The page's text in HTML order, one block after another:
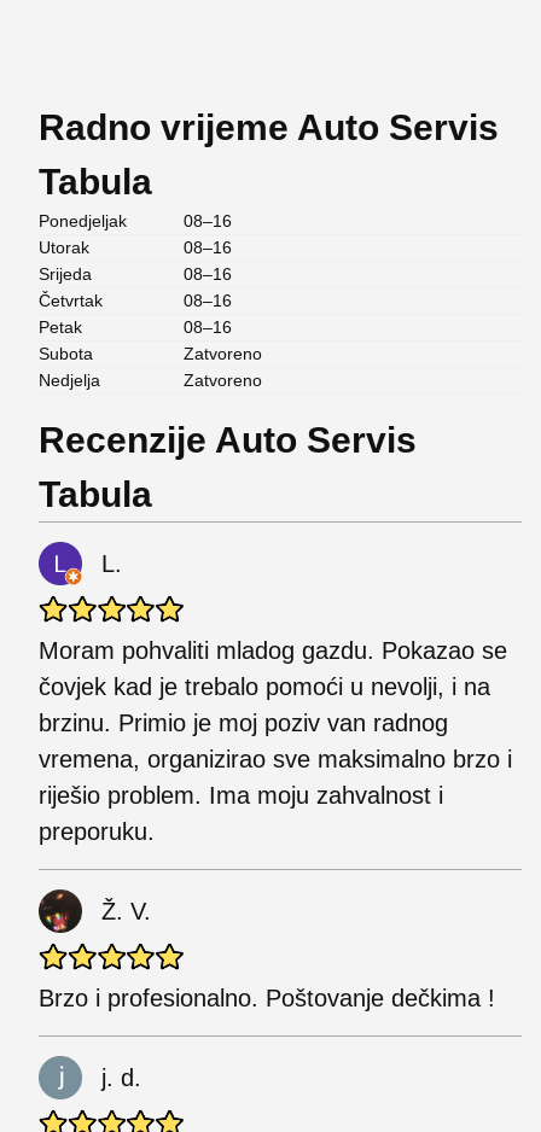
Radno vrijeme Auto Servis
Tabula
Ponedjeljak
08–16
Utorak
08–16
Srijeda
08–16
Četvrtak
08–16
Petak
08–16
Subota
Zatvoreno
Nedjelja
Zatvoreno
Recenzije Auto Servis
Tabula
L.
Moram pohvaliti mladog gazdu. Pokazao se
čovjek kad je trebalo pomoći u nevolji, i na
brzinu. Primio je moj poziv van radnog
vremena, organizirao sve maksimalno brzo i
riješio problem. Ima moju zahvalnost i
preporuku.
Ž. V.
Brzo i profesionalno. Poštovanje dečkima !
j. d.